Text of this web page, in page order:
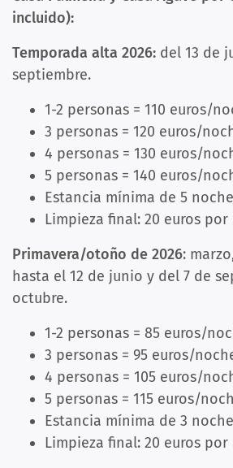
incluido):
Temporada alta 2026: del 13 de
septiembre.
1-2 personas = 110 euros/
3 personas = 120 euros/
4 personas = 130 euros/
5 personas = 140 euros/
Estancia mínima de 5
Limpieza final: 20 euros por
Primavera/otoño de 2026:
hasta el 12 de junio y del 7 de
octubre.
1-2 personas = 85 euros/
3 personas = 95 euros/
4 personas = 105 euros/
5 personas = 115 euros/
Estancia mínima de 3
Limpieza final: 20 euros por